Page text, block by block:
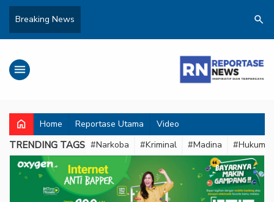
Breaking News search
menu
home Home Reportase Utama Video
TRENDING TAGS #Narkoba #Kriminal #Madina #Hukum